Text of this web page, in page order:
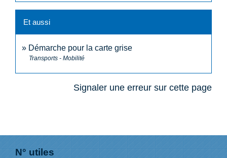
Et aussi
Démarche pour la carte grise
Transports - Mobilité
Signaler une erreur sur cette page
N° utiles